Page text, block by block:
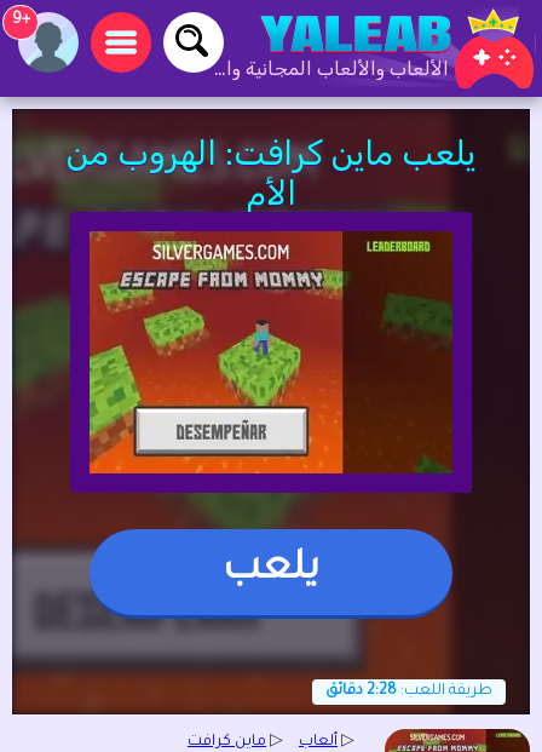
الألعاب والألعاب المجانية والألعاب عبر الإنترنت
+9
يلعب ماين كرافت: الهروب من
الأم
يلعب
طريقة اللعب: 2:28 دقائق
▷ ألعاب ▷ ماين كرافت